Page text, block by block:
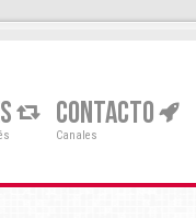
CONTACTO
Canales